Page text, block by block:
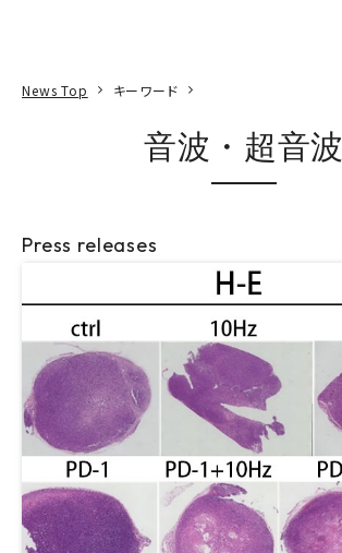
News Top キーワード
音波・超音波
Press releases